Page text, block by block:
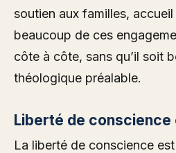
soutien aux familles,
beaucoup de ces
côte à côte, sans qu’il soit
théologique préalable.
Liberté de
La liberté de conscience